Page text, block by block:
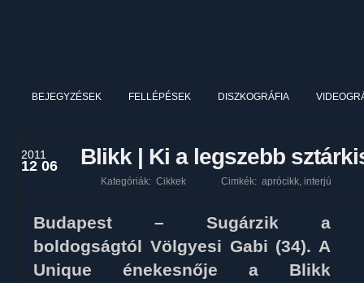
BEJEGYZÉSEK FELLÉPÉSEK DISZKOGRÁFIA
2011
12 06 Blikk | Ki a legszebb
Kategóriák: Cikkek Cimkék: aprócikk, interjú
Budapest – Sugárzik a
boldogságtól Völgyesi Gabi (34). A
Unique énekesnője a Blikk